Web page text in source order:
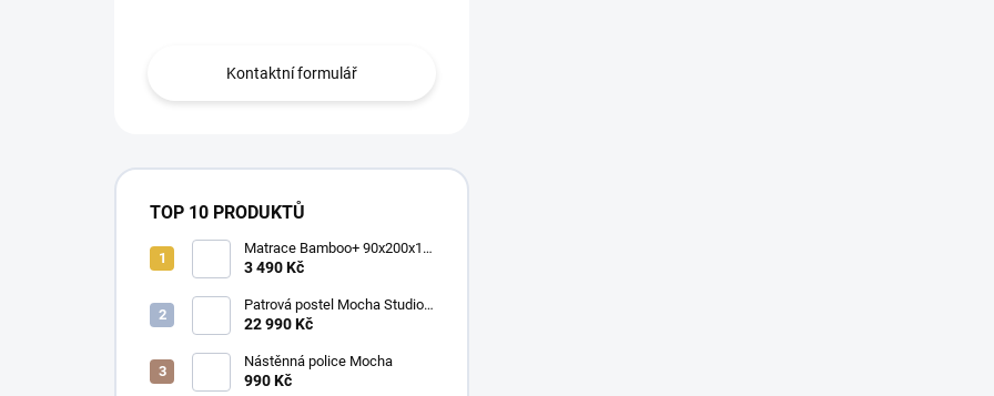
Kontaktní formulář
TOP 10 PRODUKTŮ
Matrace Bamboo+ 90x200x16
cm
3 490 Kč
Patrová postel Mocha Studio
pro 3 děti 90x200 cm s
22 990 Kč
Nástěnná police Mocha
990 Kč